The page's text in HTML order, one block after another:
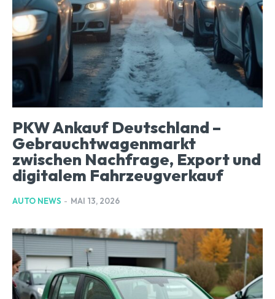
PKW Ankauf Deutschland –
Gebrauchtwagenmarkt
zwischen Nachfrage, Export und
digitalem Fahrzeugverkauf
AUTO NEWS - MAI 13, 2026